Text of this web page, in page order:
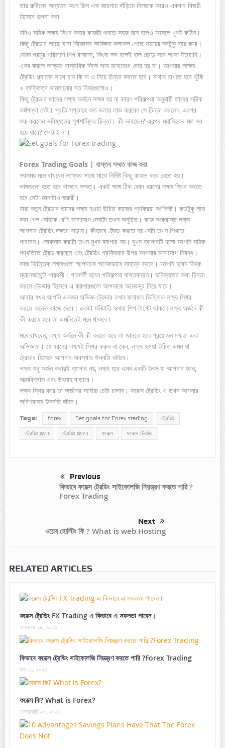
তার রুটিনের অন্যতম অংশ ছিল এক জায়গায় দাঁড়িয়ে নিজেকে আরও একবার বিজয়ী
হিসেবে কল্পনা করা।
যদিও সঠিক লক্ষ্য স্থির করার কাজটা শুনতে সহজ মনে হলেও আসলে খুবই কঠিন।
কিছু ট্রেডার আছে যারা নিজেদের কাঙ্ক্ষিত ফলাফল পেতে সময়ের সবটুকু ব্যয় করে।
যেমন প্রচুর পরিমাণে পিপ বানানো, কিংবা লস হলেই হাল ছেড়ে সরে আসা ইত্যাদি।
এসব করলে লক্ষ্যের বাস্তবিক দিকে আর মনোযোগ দেয়া হয় না। আপনার লক্ষ্যে
ট্রেডিং প্ল্যানের সাথে যায় কি না এ নিয়ে চিন্তা করতে হবে। মাথায় রাখতে হবে ঝুঁকি
ও ব্যক্তিত্ব সামলানোর মত বিষয়গুলোও।
কিছু ট্রেডার তাদের লক্ষ্য অর্জনে সক্ষম হয় না কারণ পরিকল্পনা অনুযায়ী তাদের সঠিক
কর্মপন্থা নেই। প্রতি সপ্তাহে কত ডলার লাভ করবেন সে চিন্তা করলেন, এরপর
শুরু করলেন ভবিষ্যতের সুখশান্তির চিন্তা। কী ভাবছেন? এরপর ম্যাজিকের মত সব
হয়ে যাবে? মোটেই না।
Forex Trading Goals | বাস্তব সম্মত কাজ করা
সবসময় মনে রাখবেন লক্ষ্যের সাথে সাথে নির্দিষ্ট কিছু কাজও করে যেতে হয়।
কাজগুলো হতে হবে বাস্তব সম্মত। একই সঙ্গে ঠিক কোন ধরনের লক্ষ্য স্থির করতে
হবে সেটা জানাটাও জরুরী।
যারা নতুন ট্রেডার তাদের লক্ষ্য হওয়া উচিত কাজের প্রক্রিয়া সংশ্লিষ্ট। কতটুকু লাভ
করা গেল সেদিকে বেশি মনোযোগ দেয়াটা তখন অনুচিত। কাজ সংক্রান্ত লক্ষ্য
আপনার ট্রেডিং দক্ষতা বাড়ায়। কীভাবে ট্রেড করতে হয় সেটা তখন শিখতে
পারবেন। লোকসান করাটা তখন মুখ্য ব্যাপার নয়। মুখ্য ব্যাপারটি হলো আপনি সঠিক
পদ্ধতিতে ট্রেড করছেন এবং ট্রেডিং প্রক্রিয়ার উপর আপনার মনোযোগ নিবদ্ধ।
কাজ ভিত্তিক লক্ষ্যগুলো আপনাকে অনেকভাবে সাহায্য করবে। আপনি হবেন রিস্ক
ম্যানেজমেন্টে পারদর্শী। পারদর্শী হবেন পরিকল্পনা বাস্তবায়নে। ভবিষ্যতের কথা চিন্তা
করলে ট্রেডার হিসেবে এ ব্যাপারগুলো আপনাকে অনেকদূর নিয়ে যাবে।
আবার যখন আপনি একজন অভিজ্ঞ ট্রেডার তখন ফলাফল ভিত্তিক লক্ষ্য স্থির
করলে অনেক কাজে দেবে। একটা মনিটারি অথবা পিপ টার্গেট থাকলে লক্ষ্য অর্জনে কী
কী করতে হবে তা এমনিতেই মনে থাকবে।
মনে রাখবেন, লক্ষ্য অর্জনে কী কী করতে হবে তা জানতে হলে প্রয়োজন দক্ষতা এবং
অভিজ্ঞতা। যে ধরনের লক্ষ্যই স্থির করুন না কেন, লক্ষ্য হওয়া উচিত এমন যা
ট্রেডার হিসেবে আপনার অবস্থার উন্নতি ঘটাবে।
লক্ষ্য শুধু অর্জন করারই ব্যাপার নয়, লক্ষ্য হবে এমন একটি উৎস যা আপনার জ্ঞান,
আত্মবিশ্বাস এবং উৎসাহ বাড়াবে।
লক্ষ্য স্থির করে তা অর্জনের সর্বোচ্চ চেষ্টা চালান। ফরেক্স ট্রেডিং এ তখন আপনার
অবিশ্বাস্য উন্নতি ঘটবে।
Tags: forex Set goals for Forex trading ট্রেডিং
ট্রেডিং প্ল্যান ট্রেডিং প্ল্যানে ফরেক্স ফরেক্স ট্রেডিং
Previous
কিভাবে ফরেক্স ট্রেডিং সাইকোলজি নিয়ন্ত্রণ করতে পারি ?
Forex Trading
Next
ওয়েব হোস্টিং কি ? What is web Hosting
RELATED ARTICLES
ফরেক্স ট্রেডিং FX Trading এ কিভাবে এ সফলতা পাবেন।
নভেম্বর ২৮, ২০২১
কিভাবে ফরেক্স ট্রেডিং সাইকোলজি নিয়ন্ত্রণ করতে পারি ?Forex Trading
জুন ১৬, ২০২১
ফরেক্স কি? What is Forex?
ফেব্রুয়ারি ২০, ২০২১